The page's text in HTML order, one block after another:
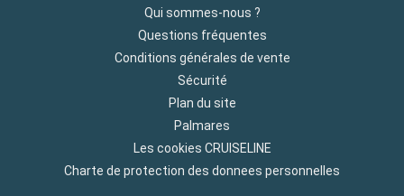
Qui sommes-nous ?
Questions fréquentes
Conditions générales de vente
Sécurité
Plan du site
Palmares
Les cookies CRUISELINE
Charte de protection des donnees personnelles